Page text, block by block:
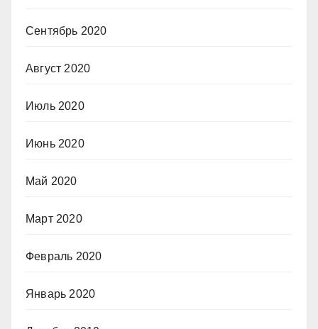
Сентябрь 2020
Август 2020
Июль 2020
Июнь 2020
Май 2020
Март 2020
Февраль 2020
Январь 2020